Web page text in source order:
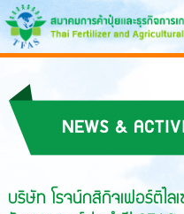
NEWS &
บริษัท โรจน์กสิกิจเฟอร์ติไล